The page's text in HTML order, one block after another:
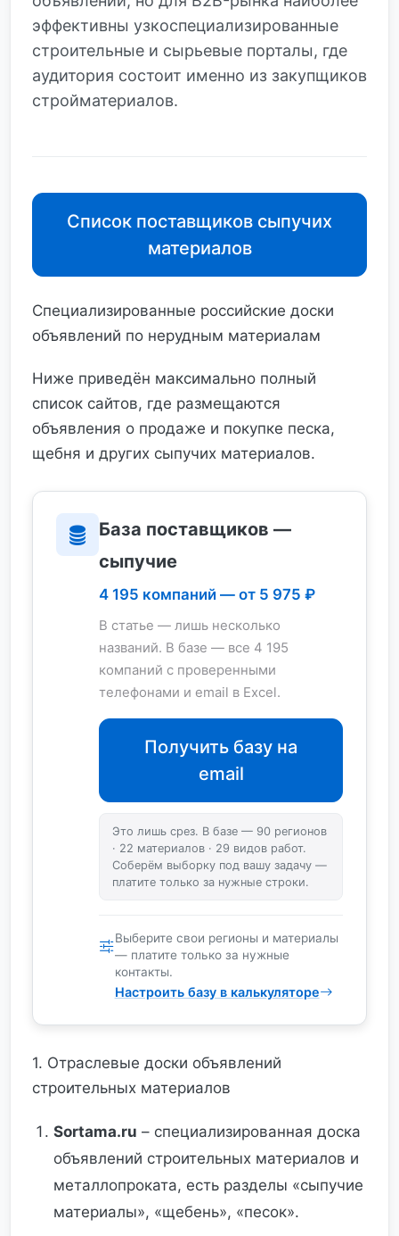
эффективны узкоспециализированные
строительные и сырьевые порталы, где
аудитория состоит именно из закупщиков
стройматериалов.
Список поставщиков сыпучих
материалов
Специализированные российские доски
объявлений по нерудным материалам
Ниже приведён максимально полный
список сайтов, где размещаются
объявления о продаже и покупке песка,
щебня и других сыпучих материалов.
База поставщиков —
сыпучие
4 195 компаний — от 5 975 ₽
В статье — лишь несколько
названий. В базе — все 4 195
компаний с проверенными
телефонами и email в Excel.
Получить базу на
email
Это лишь срез. В базе — 90 регионов
· 22 материалов · 29 видов работ.
Соберём выборку под вашу задачу —
платите только за нужные строки.
Выберите свои регионы и материалы
— платите только за нужные
контакты.
Настроить базу в калькуляторе
1. Отраслевые доски объявлений
строительных материалов
Sortama.ru – специализированная доска
объявлений строительных материалов и
металлопроката, есть разделы «сыпучие
материалы», «щебень», «песок».